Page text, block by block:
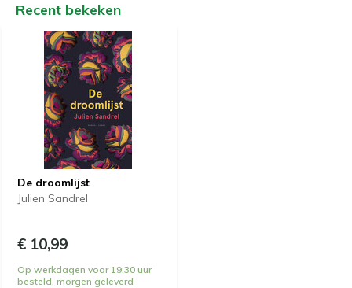
Recent bekeken
De droomlijst
Julien Sandrel
€ 10,99
Op werkdagen voor 19:30 uur
besteld, morgen geleverd